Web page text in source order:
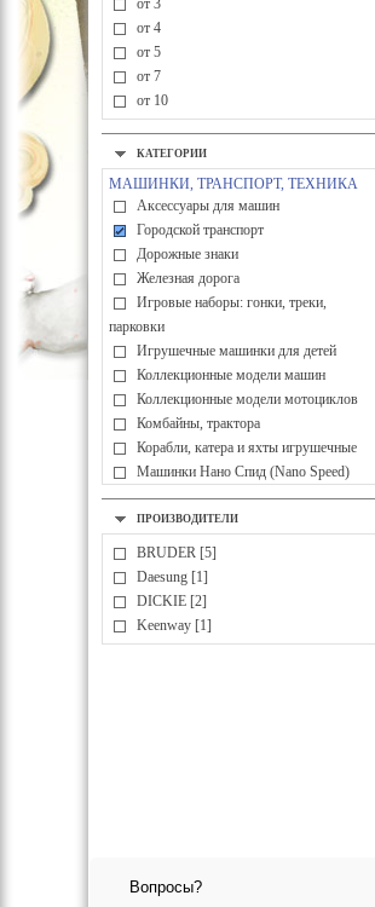
от 3
от 4
от 5
от 7
от 10
КАТЕГОРИИ
МАШИНКИ, ТРАНСПОРТ, ТЕХНИКА
Аксессуары для машин
Городской транспорт
Дорожные знаки
Железная дорога
Игровые наборы: гонки, треки,
парковки
Игрушечные машинки для детей
Коллекционные модели машин
Коллекционные модели мотоциклов
Комбайны, трактора
Корабли, катера и яхты игрушечные
Машинки Нано Спид (Nano Speed)
Машинки гоночные. Внедорожники
Пожарные машины,
автокраны,бетономешалки
Полицейская техника для детей
Самолеты, вертолёты
Самосвалы, грузовики, прицепы,
экскаваторы, погрузчики
ПРОИЗВОДИТЕЛИ
BRUDER [5]
Daesung [1]
DICKIE [2]
Keenway [1]
Вопросы?